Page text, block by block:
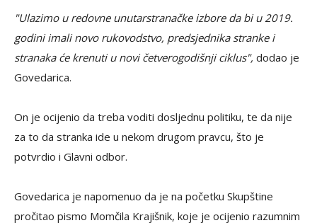
"Ulazimo u redovne unutarstranačke izbore da bi u 2019.
godini imali novo rukovodstvo, predsjednika stranke i
stranaka će krenuti u novi četverogodišnji ciklus", dodao je
Govedarica.
On je ocijenio da treba voditi dosljednu politiku, te da nije
za to da stranka ide u nekom drugom pravcu, što je
potvrdio i Glavni odbor.
Govedarica je napomenuo da je na početku Skupštine
pročitao pismo Momčila Krajišnik, koje je ocijenio razumnim